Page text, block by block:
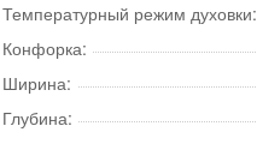
Температурный режим духовки:
Конфорка:
Ширина:
Глубина: